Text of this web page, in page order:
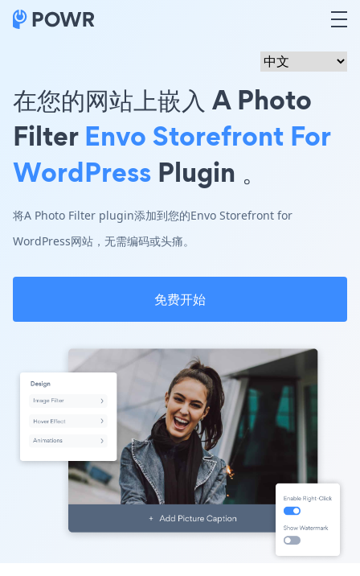
在您的网站上嵌入 A Photo
FilterEnvo Storefront For
WordPress Plugin 。
将A Photo Filter plugin添加到您的Envo Storefront for
WordPress网站，无需编码或头痛。
免费开始